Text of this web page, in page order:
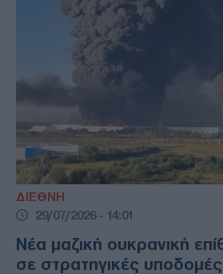
ΔΙΕΘΝΗ
29/07/2026 - 14:01
Νέα μαζική ουκρανική
σε στρατηγικές